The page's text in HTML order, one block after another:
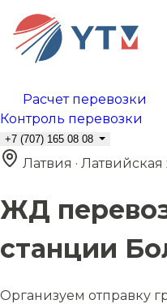
Расчет перевозки
Контроль перевозки
+7 (707) 165 08 08
Латвия · Латвийская
ЖД
станции
Организуем отправку